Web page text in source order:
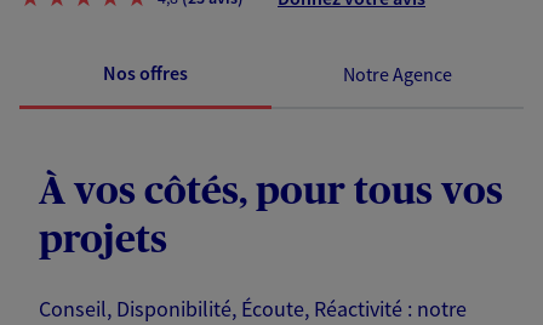
Nos offres Notre Agence
À vos côtés, pour tous vos
projets
Conseil, Disponibilité, Écoute, Réactivité : notre